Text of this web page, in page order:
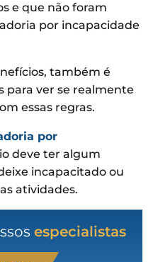
e que não foram
por incapacidade
também é
para ver se realmente
essas regras.
por
deve ter algum
incapacitado ou
atividades.
especialistas